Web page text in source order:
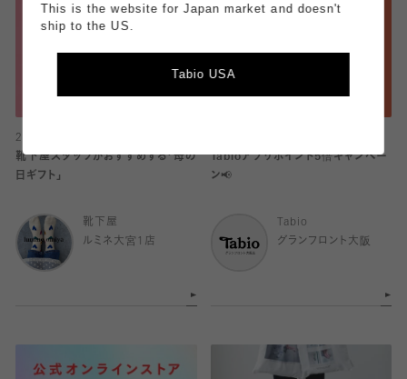
2026.04.30
靴下屋スタッフがおすすめする「母の
日ギフト」
靴下屋
ルミネ大宮1店
Tabioアプリポイント5倍キャンペー
ン📢
Tabio
グランフロント大阪
This is the website for Japan market and doesn't
ship to the US.
Tabio USA